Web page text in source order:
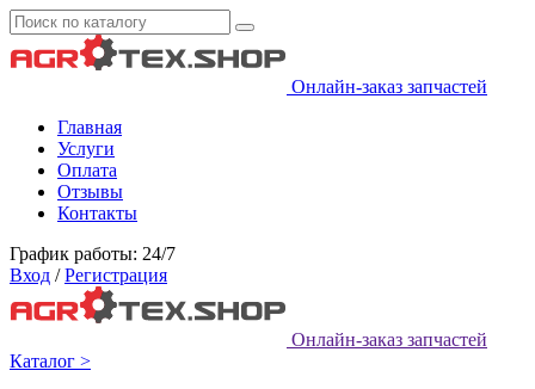
Онлайн-заказ запчастей
Главная
Услуги
Оплата
Отзывы
Контакты
График работы: 24/7
Вход / Регистрация
Онлайн-заказ запчастей
Каталог >